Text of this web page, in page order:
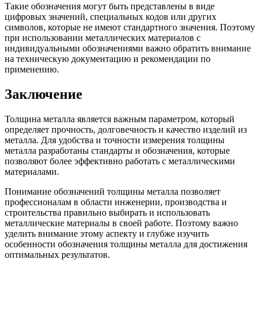
Такие обозначения могут быть представлены в виде
цифровых значений, специальных кодов или других
символов, которые не имеют стандартного значения. Поэтому
при использовании металлических материалов с
индивидуальными обозначениями важно обратить внимание
на техническую документацию и рекомендации по
применению.
Заключение
Толщина металла является важным параметром, который
определяет прочность, долговечность и качество изделий из
металла. Для удобства и точности измерения толщины
металла разработаны стандарты и обозначения, которые
позволяют более эффективно работать с металлическими
материалами.
Понимание обозначений толщины металла позволяет
профессионалам в области инженерии, производства и
строительства правильно выбирать и использовать
металлические материалы в своей работе. Поэтому важно
уделить внимание этому аспекту и глубже изучить
особенности обозначения толщины металла для достижения
оптимальных результатов.